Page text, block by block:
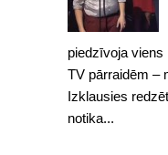
piedzīvoja
TV pārraidēm –
Izklausies
notika...